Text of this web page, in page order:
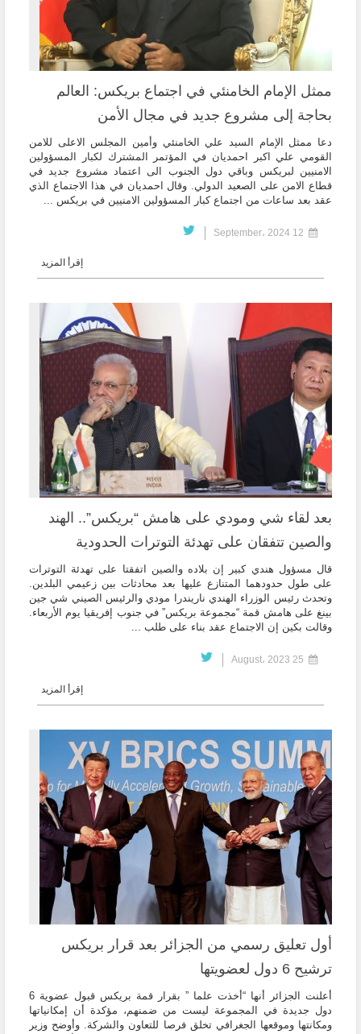
ممثل الإمام الخامنئي في اجتماع بريكس: العالم
بحاجة إلى مشروع جديد في مجال الأمن
دعا ممثل الإمام السيد علي الخامنئي وأمين المجلس الاعلى للامن
القومي علي اكبر احمديان في المؤتمر المشترك لكبار المسؤولين
الامنيين لبريكس وباقي دول الجنوب الى اعتماد مشروع جديد في
قطاع الامن على الصعيد الدولي. وقال احمديان في هذا الاجتماع الذي
عقد بعد ساعات من اجتماع كبار المسؤولين الامنيين في بريكس ...
إقرأ المزيد
بعد لقاء شي ومودي على هامش “بريكس”.. الهند
والصين تتفقان على تهدئة التوترات الحدودية
قال مسؤول هندي كبير إن بلاده والصين اتفقتا على تهدئة التوترات
على طول حدودهما المتنازع عليها بعد محادثات بين زعيمي البلدين.
وتحدث رئيس الوزراء الهندي ناريندرا مودي والرئيس الصيني شي جين
بينغ على هامش قمة “مجموعة بريكس” في جنوب إفريقيا يوم الأربعاء.
وقالت بكين إن الاجتماع عقد بناء على طلب ...
إقرأ المزيد
أول تعليق رسمي من الجزائر بعد قرار بريكس
ترشيح 6 دول لعضويتها
أعلنت الجزائر أنها “أخذت علما ” بقرار قمة بريكس قبول عضوية 6
دول جديدة في المجموعة ليست من ضمنهم، مؤكدة أن إمكانياتها
ومكانتها وموقعها الجغرافي تخلق فرصا للتعاون والشركة. وأوضح وزير